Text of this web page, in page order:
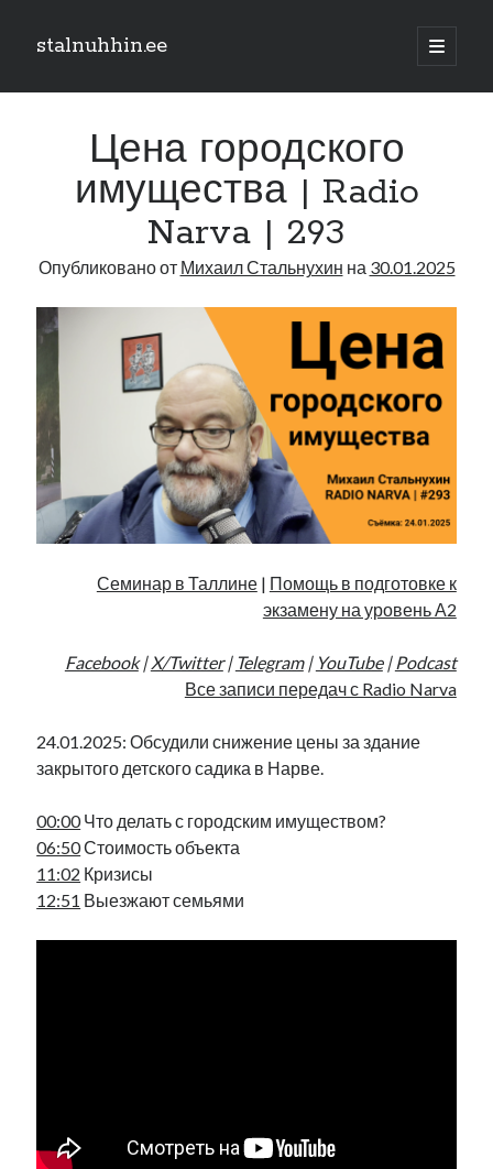
stalnuhhin.ee
отрыть
Боковая
панель
В мире
Интервью
Личное
Нарва и северо-восток
Обзор прессы
Образование
Парламент и правительство
Фотографии
Экономика
Метки
radio narva takinada андрус ансип
ансиппиада безработица видео
в поисках здравого смысла выборы
высказывание
евросоюз интервью история
катри райк кая каллас
нацменьшинства образование
Цена городского
имущества | Radio
Narva | 293
Опубликовано от Михаил Стальнухин на 30.01.2025
Семинар в Таллине| Помощь в подготовке к
экзамену на уровень А2
Facebook| X/Twitter| Telegram| YouTube| Podcast
Все записи передач с Radio Narva
24.01.2025: Обсудили снижение цены за здание
закрытого детского садика в Нарве.
00:00Что делать с городским имуществом?
06:50Стоимость объекта
11:02 Кризисы
12:51 Выезжают семьями